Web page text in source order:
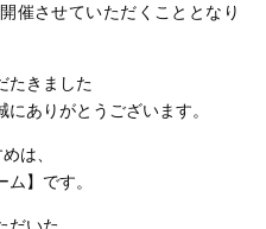
催させていただくこととなり
たきました
にありがとうございます。
は、
ム】です。
だいた